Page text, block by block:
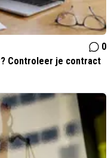
0
Controleer je contract